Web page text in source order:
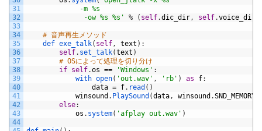
31
32
33
34
35
36
37
38
39
40
41
42
43
44
-m %s
-ow %s %s'
% ( self.dic_dir, self.voice_dir
# 音声再生メソッド
def exe_talk( self, text ) :
self. set_talk(text )
# OSによって処理を切り分け
if self.os == 'Windows' :
with open( 'out.wav' , 'rb' ) as f:
data = f. read ( )
winsound . PlaySound (data, winsound .SND_MEMORY
else:
os . system( 'afplay out.wav' )